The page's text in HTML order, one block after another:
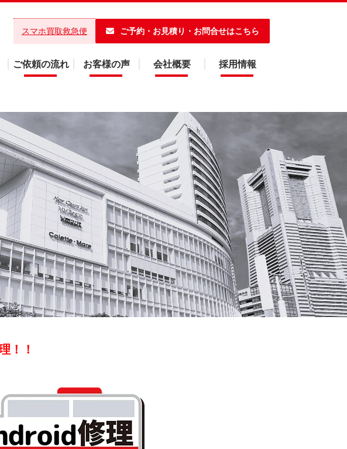
スマホ買取救急便 ご予約・お見積り・お問合せはこちら
ご依頼の流れ お客様の声 会社概要 採用情報
！！